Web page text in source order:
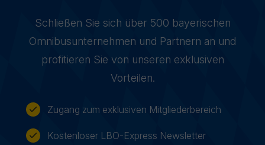
Schließen Sie sich über 500 bayerischen
Omnibusunternehmen und Partnern an und
profitieren Sie von unseren exklusiven
Vorteilen.
Zugang zum exklusiven Mitgliederbereich
Kostenloser LBO-Express Newsletter